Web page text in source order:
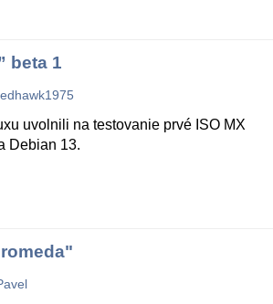
beta 1
uvolnili na testovanie prvé ISO MX
Debian 13.